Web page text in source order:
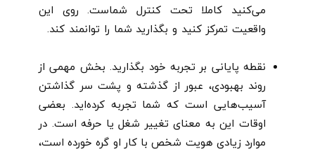
می‌کنید کاملا تحت کنترل شماست. روی این
واقعیت تمرکز کنید و بگذارید شما را توانمند کند.
نقطه‌ پایانی بر تجربه‌ خود بگذارید. بخش مهمی از
روند بهبودی، عبور از گذشته و پشت سر گذاشتن
آسیب‌هایی است که شما تجربه کرده‌اید. بعضی
اوقات این به معنای تغییر شغل یا حرفه است. در
موارد زیادی هویت شخص با کار او گره خورده است،